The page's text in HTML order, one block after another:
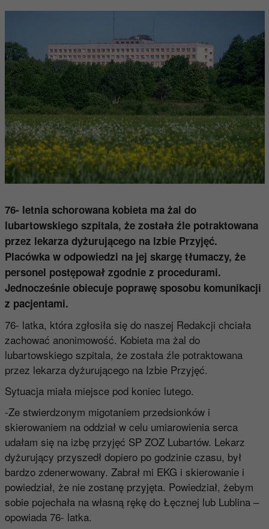
76- letnia schorowana kobieta ma żal do
lubartowskiego szpitala, że została źle potraktowana
przez lekarza dyżurującego na Izbie Przyjęć.
Placówka w odpowiedzi na jej skargę tłumaczy, że
personel postępował zgodnie z procedurami.
Jednocześnie obiecuje poprawę sposobu komunikacji
z pacjentami.
76- latka, która zgłosiła się do naszej Redakcji chciała
zachować anonimowość. Kobieta ma żal do
lubartowskiego szpitala, że została źle potraktowana
przez lekarza dyżurującego na Izbie Przyjęć.
Sytuacja miała miejsce pod koniec lutego.
-Ze stwierdzonym migotaniem przedsionków i
skierowaniem na oddział w celu umiarowienia serca
udałam się na izbę przyjęć SP ZOZ Lubartów. Lekarz
dyżurujący przyszedł dopiero po godzinie czasu, był
bardzo zdenerwowany. Zabrał mi EKG i skierowanie i
powiedział, że nie zostanę przyjęta. Powiedział, żebym
sobie pojechała na własną rękę do Łęcznej lub Lublina –
opowiada 76- latka.